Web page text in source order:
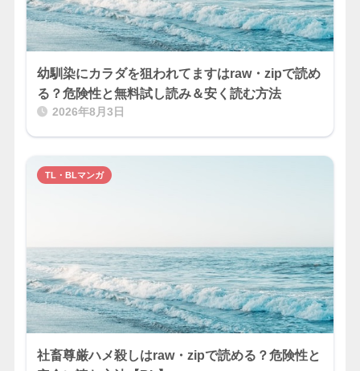
幼馴染にカラダを狙われてますはraw・zipで読め
る？危険性と無料試し読み＆安く読む方法
2026年8月3日
社畜尊厳ハメ殺しはraw・zipで読める？危険性と
TL・BLマンガ